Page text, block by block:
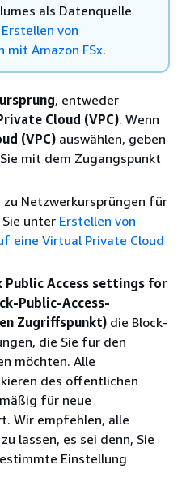
als Datenquelle
Erstellen von
mit Amazon FSx.
, entweder
Cloud (VPC). Wenn
(VPC) auswählen, geben
mit dem Zugangspunkt
Netzwerkursprüngen für
unter Erstellen von
eine Virtual Private Cloud
Public Access settings for
Public-Access-
Zugriffspunkt) die Block-
die Sie für den
möchten. Alle
des öffentlichen
für neue
Wir empfehlen, alle
lassen, es sei denn, Sie
Einstellung